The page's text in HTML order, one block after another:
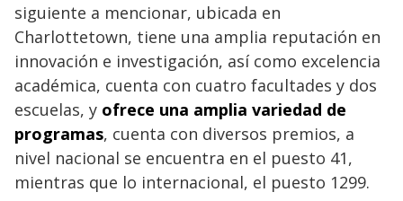
siguiente a mencionar, ubicada en
Charlottetown, tiene una amplia reputación en
innovación e investigación, así como excelencia
académica, cuenta con cuatro facultades y dos
escuelas, y ofrece una amplia variedad de
programas, cuenta con diversos premios, a
nivel nacional se encuentra en el puesto 41,
mientras que lo internacional, el puesto 1299.